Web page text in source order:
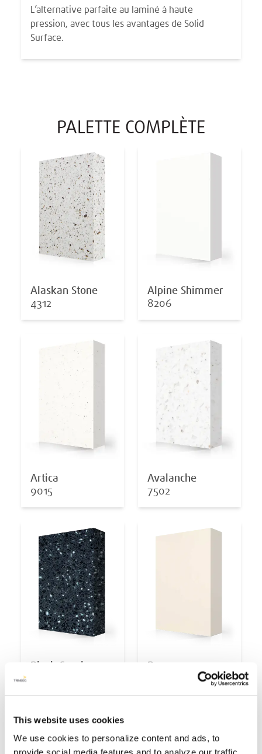
This website uses cookies
We use cookies to personalize content and ads, to
L’alternative parfaite au laminé à haute
pression, avec tous les avantages de Solid
Surface.
PALETTE COMPLÈTE
Alaskan Stone
4312
Alpine Shimmer
8206
Artica
9015
Avalanche
7502
Black Coral
Bone